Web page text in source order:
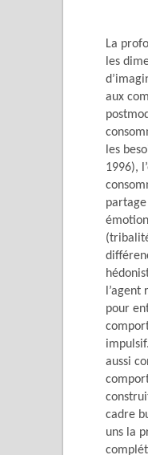
La
les
aux
les
1996),
partage
pour
aussi
cadre
uns la